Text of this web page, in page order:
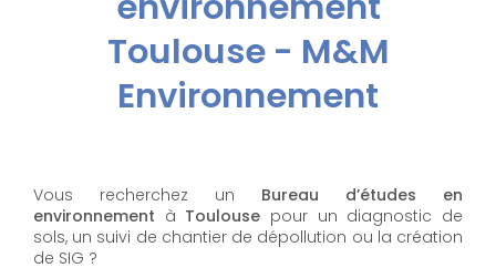
Toulouse - M&M
Environnement
Vous recherchez un Bureau d’études en
environnement à Toulouse pour un diagnostic de
sols, un suivi de chantier de dépollution ou la création
de SIG ?